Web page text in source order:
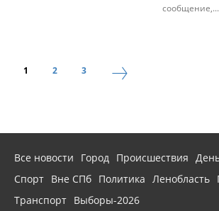
сообщение,...
1 2 3
Все новости Город Происшествия
Спорт Вне СПб Политика Ленобласть
Транспорт Выборы-2026